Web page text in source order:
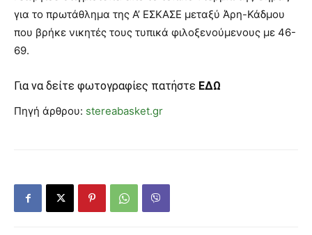
για το πρωτάθλημα της Α’ ΕΣΚΑΣΕ μεταξύ Άρη-Κάδμου
που βρήκε νικητές τους τυπικά φιλοξενούμενους με 46-
69.
Για να δείτε φωτογραφίες πατήστε ΕΔΩ
Πηγή άρθρου: stereabasket.gr